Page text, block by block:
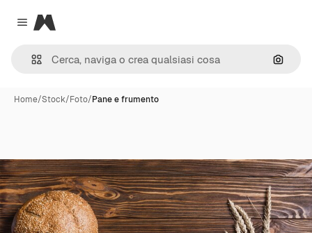
Close menu
Magnific
Cerca
Home/Stock/Foto/Pane e frumento